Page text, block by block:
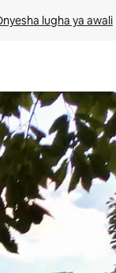
lugha ya awali